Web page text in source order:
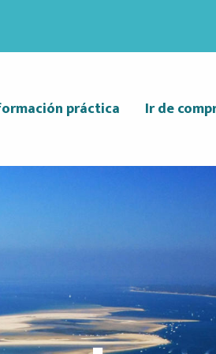
práctica Ir de